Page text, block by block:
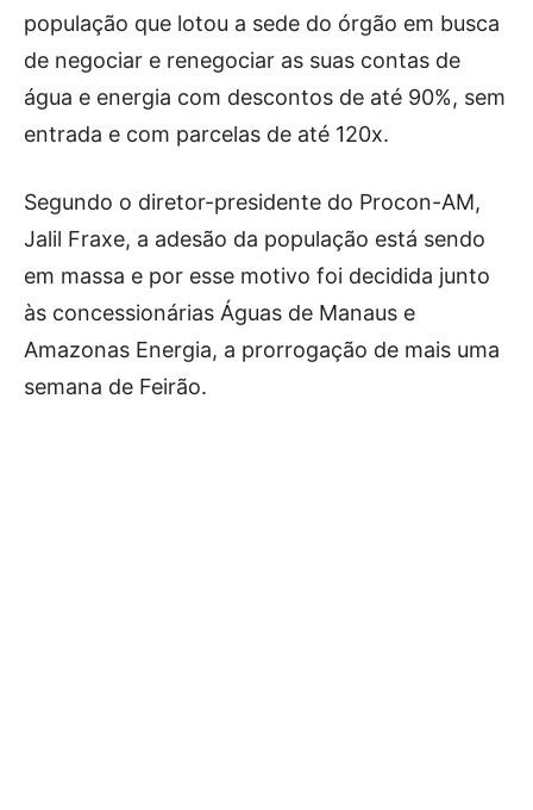
população que lotou a sede do órgão em busca
de negociar e renegociar as suas contas de
água e energia com descontos de até 90%, sem
entrada e com parcelas de até 120x.
Segundo o diretor-presidente do Procon-AM,
Jalil Fraxe, a adesão da população está sendo
em massa e por esse motivo foi decidida junto
às concessionárias Águas de Manaus e
Amazonas Energia, a prorrogação de mais uma
semana de Feirão.